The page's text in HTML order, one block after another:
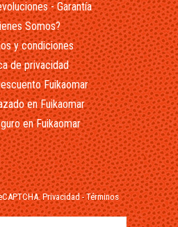
- Garantía
Somos?
y condiciones
de privacidad
Fuikaomar
en Fuikaomar
en Fuikaomar
Privacidad-Términos